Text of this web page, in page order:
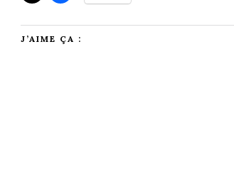
J’AIME ÇA :